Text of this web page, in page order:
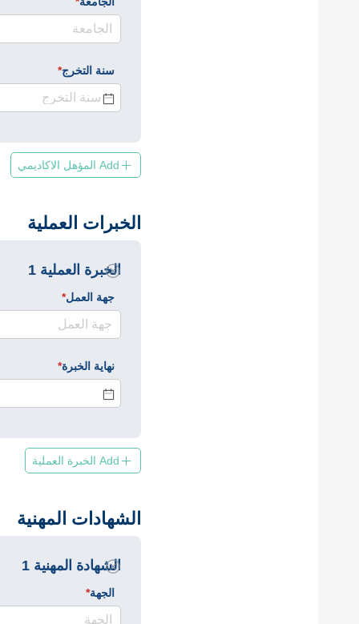
سنة التخرج*
(required)
Add المؤهل الاكاديمي
الخبرات العملية
الخبرة العملية 1
جهة العمل*
(required)
نهاية الخبرة*
(required)
Add الخبرة العملية
الشهادات المهنية
الشهادة المهنية 1
الجهة*
(required)